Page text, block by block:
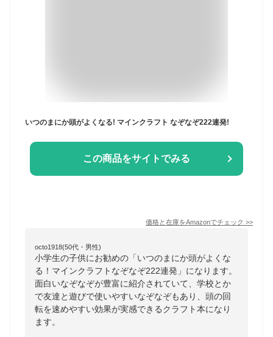
いつのまにか頭がよくなる! マインクラフト なぞなぞ222連発!
この商品をサイトでみる
価格と在庫をAmazonでチェック >>
octo1918(50代・男性)
小学生の子供にお勧めの「いつのまにか頭がよくな
る！マインクラフトなぞなぞ222連発」になります。
面白いなぞなぞが豊富に紹介されていて、学校とか
で友達と遊びで使いやすいなぞなぞもあり、頭の回
転を速めやすい効果が実感できるクラフト本になり
ます。